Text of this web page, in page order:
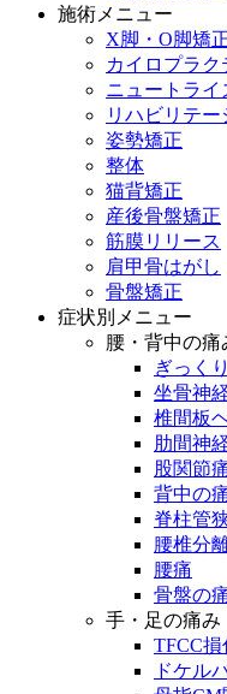
施術メニュー
X脚・O脚矯
カイロプラク
ニュートラ
リハビリテー
姿勢矯正
整体
猫背矯正
産後骨盤矯正
筋膜リリース
肩甲骨はがし
骨盤矯正
症状別メニュー
腰・背中の痛
ぎっく
坐骨神
椎間板
肋間神
股関節
背中の
脊柱管
腰椎分
腰痛
骨盤の
手・足の痛み
TFCC損
ドケル